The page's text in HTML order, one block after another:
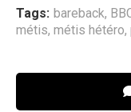
Tags: bareback,
métis, métis hétéro,